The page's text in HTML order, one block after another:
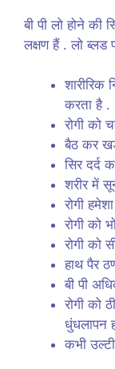
बी पी लो होने की
लक्षण हैं . लो ब्लड
शारीरिक
करता है .
रोगी को
बैठ कर
सिर दर्द
शरीर में
रोगी
रोगी को
रोगी को
हाथ पैर
बी पी
रोगी को
धुंधलापन
कभी